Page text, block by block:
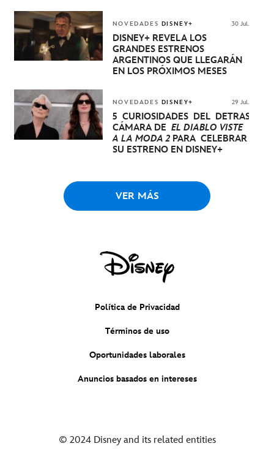
DE UN CACHORRO DE LEÓN
HASTA QUE SE CONVIERTE EN
REY
NOVEDADES DISNEY+ 30 Jul.
DISNEY+ REVELA LOS
GRANDES ESTRENOS
ARGENTINOS QUE LLEGARÁN
EN LOS PRÓXIMOS MESES
NOVEDADES DISNEY+ 29 Jul.
5 CURIOSIDADES DEL DETRÁS DE
CÁMARA DE EL DIABLO VISTE
A LA MODA 2PARA CELEBRAR
SU ESTRENO EN DISNEY+
VER MÁS
Política de Privacidad
Términos de uso
Oportunidades laborales
Anuncios basados en intereses
© 2024 Disney and its related entities